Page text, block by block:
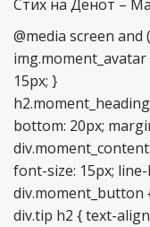
Стих на Денот –
@media screen
15px; }
bottom: 20px;
font-size: 15px;
div.moment_button
div.tip h2 { text-